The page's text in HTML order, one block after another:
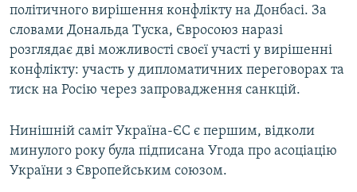
політичного вирішення конфлікту на Донбасі. За
словами Дональда Туска, Євросоюз наразі
розглядає дві можливості своєї участі у вирішенні
конфлікту: участь у дипломатичних переговорах та
тиск на Росію через запровадження санкцій.
Нинішній саміт Україна-ЄС є першим, відколи
минулого року була підписана Угода про асоціацію
України з Європейським союзом.